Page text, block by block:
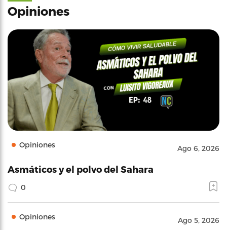
Opiniones
Opiniones Ago 6, 2026
Asmáticos y el polvo del Sahara
0
Opiniones Ago 5, 2026